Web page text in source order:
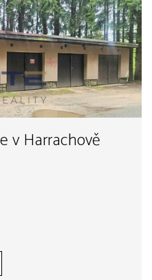
v Harrachově